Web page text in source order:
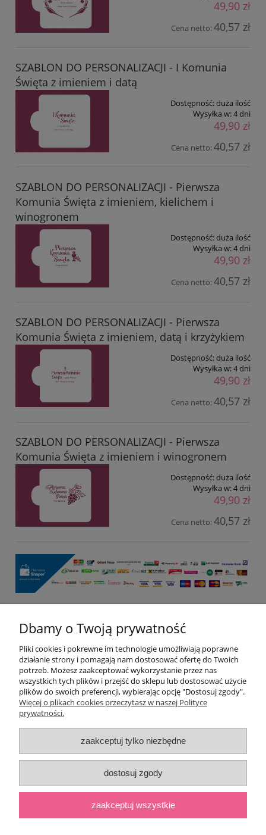
49,90 zł
Cena netto:40,57 zł
SZABLON DO PERSONALIZACJI - I Komunia
Święta z imieniem i datą
Dostępność:duża ilość
Wysyłka w:4 dni
49,90 zł
Cena netto:40,57 zł
SZABLON DO PERSONALIZACJI - Pierwsza
Komunia Święta z imieniem, kielichem i
winogronem
Dostępność:duża ilość
Wysyłka w:4 dni
49,90 zł
Cena netto:40,57 zł
SZABLON DO PERSONALIZACJI - Pierwsza
Komunia Święta z imieniem, datą i krzyżykiem
Dostępność:duża ilość
Wysyłka w:4 dni
49,90 zł
Cena netto:40,57 zł
SZABLON DO PERSONALIZACJI - Pierwsza
Komunia Święta z imieniem i winogronem
Dostępność:duża ilość
Wysyłka w:4 dni
49,90 zł
Cena netto:40,57 zł
Pomoc
Moje konto
Płatności i dostawa
O nas
pokaż pełną wersję strony
Sklep internetowy Shoper.pl
Dbamy o Twoją prywatność
Pliki cookies i pokrewne im technologie umożliwiają poprawne
działanie strony i pomagają nam dostosować ofertę do Twoich
potrzeb. Możesz zaakceptować wykorzystanie przez nas
wszystkich tych plików i przejść do sklepu lub dostosować użycie
plików do swoich preferencji, wybierając opcję "Dostosuj zgody".
Więcej o plikach cookies przeczytasz w naszej Polityce
prywatności.
zaakceptuj tylko niezbędne
dostosuj zgody
zaakceptuj wszystkie